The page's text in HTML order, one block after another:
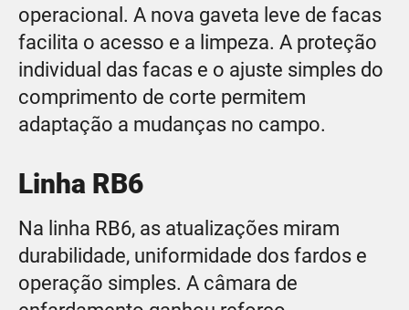
operacional. A nova gaveta leve de facas
facilita o acesso e a limpeza. A proteção
individual das facas e o ajuste simples do
comprimento de corte permitem
adaptação a mudanças no campo.
Linha RB6
Na linha RB6, as atualizações miram
durabilidade, uniformidade dos fardos e
operação simples. A câmara de